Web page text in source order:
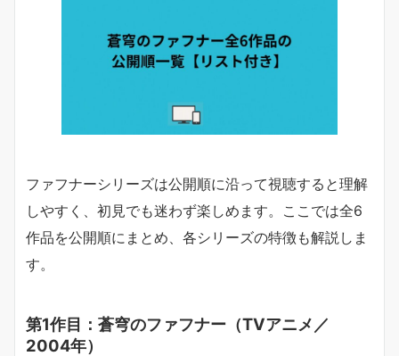
ファフナーシリーズは公開順に沿って視聴すると理解
しやすく、初見でも迷わず楽しめます。ここでは全6
作品を公開順にまとめ、各シリーズの特徴も解説しま
す。
第1作目：蒼穹のファフナー（TVアニメ／
2004年）